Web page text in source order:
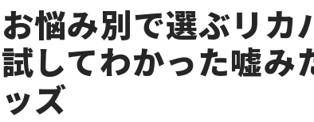
お悩み別で選ぶリカ
試してわかった嘘み
ッズ